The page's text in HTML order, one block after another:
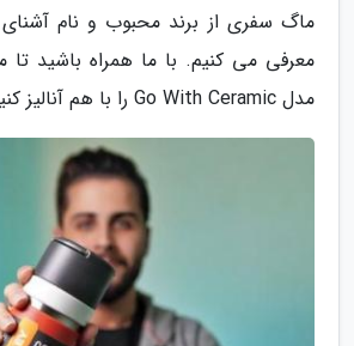
ماگ سفری از برند محبوب و نام آشنای
معرفی می کنیم. با ما همراه باشید
مدل Go With Ceramic را با هم آنالیز کنیم.